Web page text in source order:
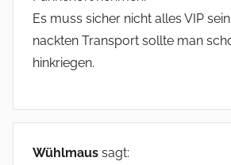
Es muss sicher nicht alles VIP
nackten Transport sollte man
hinkriegen.
Wühlmaus sagt: